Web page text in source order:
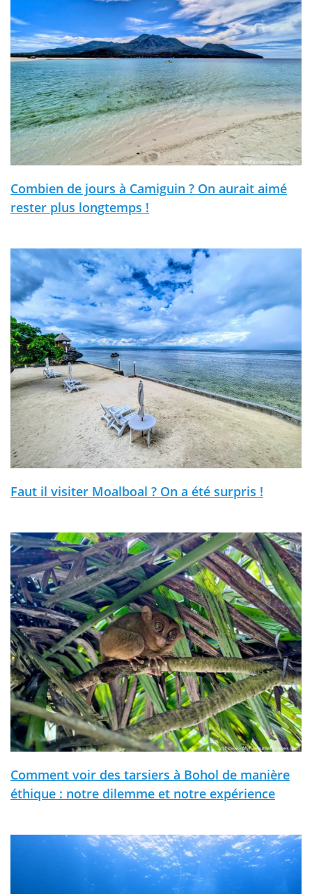
Combien de jours à Camiguin ? On aurait aimé
rester plus longtemps !
Faut il visiter Moalboal ? On a été surpris !
Comment voir des tarsiers à Bohol de manière
éthique : notre dilemme et notre expérience